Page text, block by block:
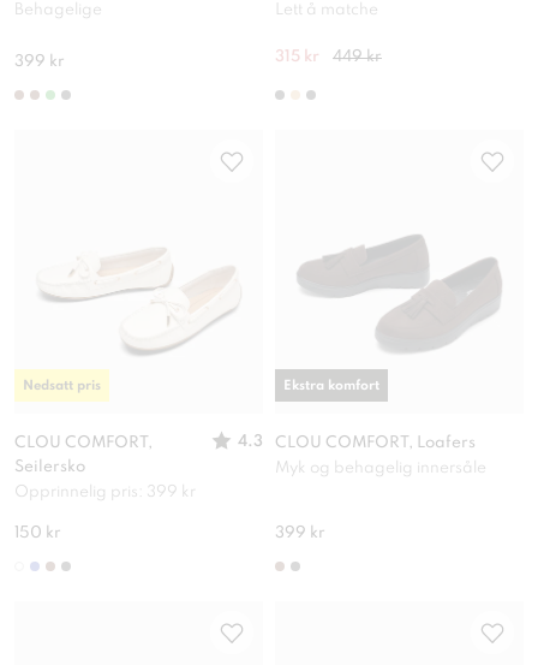
Behagelige
399 kr
Lett å matche
315 kr 449 kr
CLOU COMFORT,
Seilersko
4.3
Opprinnelig pris: 399 kr
150 kr
Nedsatt pris
CLOU COMFORT, Loafers
Myk og behagelig innersåle
399 kr
Ekstra komfort